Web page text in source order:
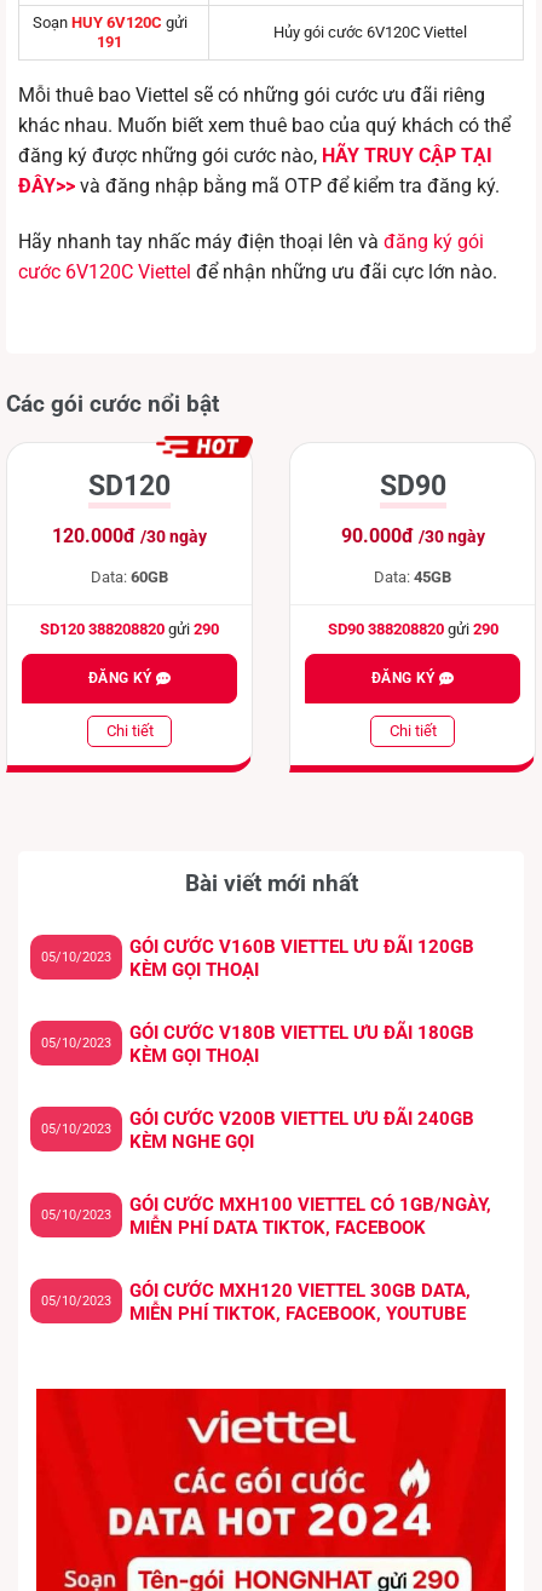
Soạn HUY 6V120C gửi
191
Hủy gói cước 6V120C Viettel
Mỗi thuê bao Viettel sẽ có những gói cước ưu đãi riêng
khác nhau. Muốn biết xem thuê bao của quý khách có thể
đăng ký được những gói cước nào, HÃY TRUY CẬP TẠI
ĐÂY>> và đăng nhập bằng mã OTP để kiểm tra đăng ký.
Hãy nhanh tay nhấc máy điện thoại lên và đăng ký gói
cước 6V120C Viettel để nhận những ưu đãi cực lớn nào.
Các gói cước nổi bật
SD120
120.000đ /30 ngày
Data: 60GB
SD120 388208820 gửi 290
ĐĂNG KÝ
Chi tiết
SD90
90.000đ /30 ngày
Data: 45GB
SD90 388208820gửi 290
ĐĂNG KÝ
Chi tiết
Bài viết mới nhất
GÓI CƯỚC V160B VIETTEL ƯU ĐÃI 120GB
KÈM GỌI THOẠI
05/10/2023
GÓI CƯỚC V180B VIETTEL ƯU ĐÃI 180GB
KÈM GỌI THOẠI
05/10/2023
GÓI CƯỚC V200B VIETTEL ƯU ĐÃI 240GB
KÈM NGHE GỌI
05/10/2023
GÓI CƯỚC MXH100 VIETTEL CÓ 1GB/NGÀY,
MIỄN PHÍ DATA TIKTOK, FACEBOOK
05/10/2023
GÓI CƯỚC MXH120 VIETTEL 30GB DATA,
MIỄN PHÍ TIKTOK, FACEBOOK, YOUTUBE
05/10/2023